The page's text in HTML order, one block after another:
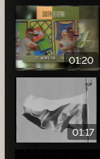
01:20
01:17